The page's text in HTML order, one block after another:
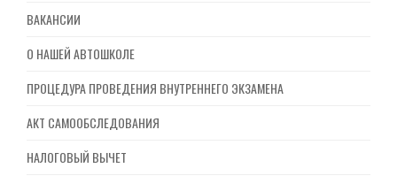
ВАКАНСИИ
О НАШЕЙ АВТОШКОЛЕ
ПРОЦЕДУРА ПРОВЕДЕНИЯ ВНУТРЕННЕГО ЭКЗАМЕНА
АКТ САМООБСЛЕДОВАНИЯ
НАЛОГОВЫЙ ВЫЧЕТ